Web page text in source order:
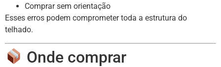
Comprar sem orientação
Esses erros podem comprometer toda a estrutura do
telhado.
Onde comprar